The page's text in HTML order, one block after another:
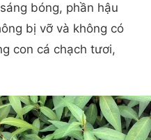
bóng, phần hậu
bị vỡ và không có
con cá chạch tươi,